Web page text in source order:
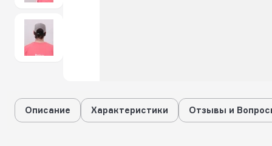
Описание Характеристики Отзывы и